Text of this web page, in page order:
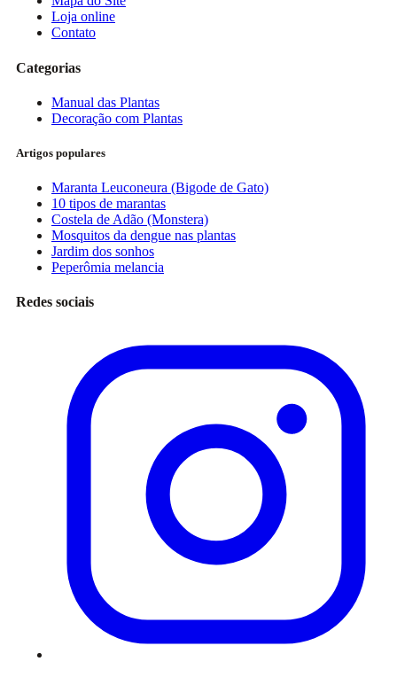
Loja online
Contato
Categorias
Manual das Plantas
Decoração com Plantas
Artigos populares
Maranta Leuconeura (Bigode de Gato)
10 tipos de marantas
Costela de Adão (Monstera)
Mosquitos da dengue nas plantas
Jardim dos sonhos
Peperômia melancia
Redes sociais